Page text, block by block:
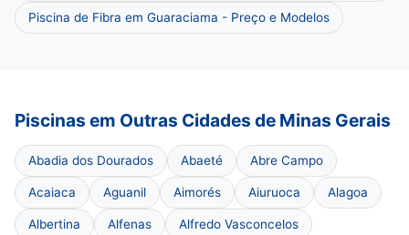
Piscina de Fibra em Guaraciama - Preço e Modelos
Piscinas em Outras Cidades de Minas Gerais
Abadia dos Dourados Abaeté Abre Campo
Acaiaca Aguanil Aimorés Aiuruoca Alagoa
Albertina Alfenas Alfredo Vasconcelos